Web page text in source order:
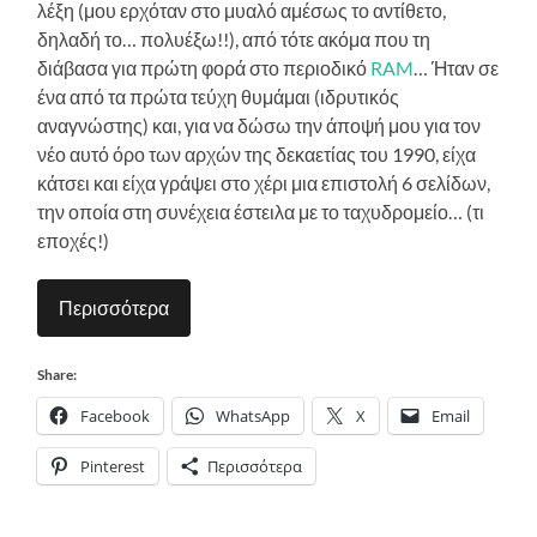
λέξη (μου ερχόταν στο μυαλό αμέσως το αντίθετο,
δηλαδή το… πολυέξω!!), από τότε ακόμα που τη
διάβασα για πρώτη φορά στο περιοδικό RAM… Ήταν σε
ένα από τα πρώτα τεύχη θυμάμαι (ιδρυτικός
αναγνώστης) και, για να δώσω την άποψή μου για τον
νέο αυτό όρο των αρχών της δεκαετίας του 1990, είχα
κάτσει και είχα γράψει στο χέρι μια επιστολή 6 σελίδων,
την οποία στη συνέχεια έστειλα με το ταχυδρομείο… (τι
εποχές!)
Περισσότερα
Share:
Facebook WhatsApp X Email
Pinterest Περισσότερα